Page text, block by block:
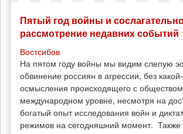
Пятый год войны и
рассмотрение недавних событий
Востсибов
На пятом году войны мы видим слепую
обвинение россиян в агрессии, без
осмысления происходящего с
международном уровне, несмотря на
богатый опыт исследования войн и
режимов на сегодняшний момент. Также